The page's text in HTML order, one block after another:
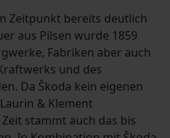
Zeitpunkt bereits deutlich
aus Pilsen wurde 1859
Fabriken aber auch
und des
Da Škoda kein eigenen
& Klement
stammt auch das bis